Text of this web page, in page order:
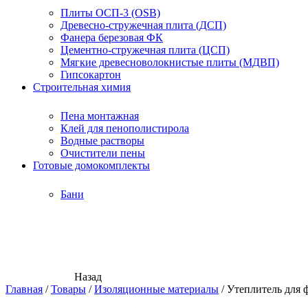
Плиты ОСП-3 (OSB)
Древесно-стружечная плита (ДСП)
Фанера березовая ФК
Цементно-стружечная плита (ЦСП)
Мягкие древесноволокнистые плиты (МДВП)
Гипсокартон
Строительная химия
Пена монтажная
Клей для пенополистирола
Водные растворы
Очистители пены
Готовые домокомплекты
Бани
Назад
Главная /Товары /Изоляционные материалы /Утеплитель для